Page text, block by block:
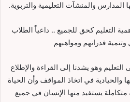
المدارس والمنشآت التعليمية والتربوية.
التعليم كحق للجميع .. داعياً الطلاب
قدراتهم ومواهبهم
وهو يشدنا إلى القراءة والإطلاع
والحيادية في اتخاذ المواقف وأن الحياة
يستفيد منها الإنسان في جميع